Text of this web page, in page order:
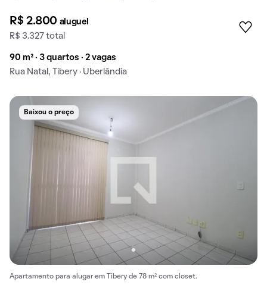
R$ 2.800 aluguel
R$ 3.327 total
90 m² · 3 quartos · 2 vagas
Rua Natal, Tibery · Uberlândia
Baixou o preço
Apartamento para alugar em Tibery de 78 m² com closet.